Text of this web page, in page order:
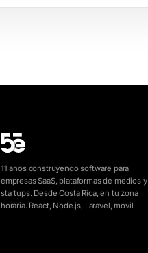
11 anos construyendo software para
empresas SaaS, plataformas de medios y
startups. Desde Costa Rica, en tu zona
horaria. React, Node.js, Laravel, movil.